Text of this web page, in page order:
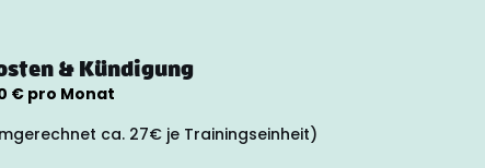
& Kündigung
€ pro Monat
ca. 27€ je Trainingseinheit)